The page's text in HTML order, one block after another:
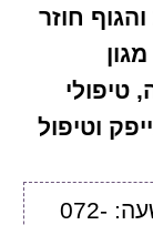
חוזר
טיפולי
וטיפול
לקבלת יעוץ אישי התקשרו בכל שעה: 072-